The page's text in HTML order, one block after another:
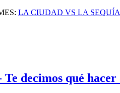
LA CIUDAD VS LA SEQUÍA